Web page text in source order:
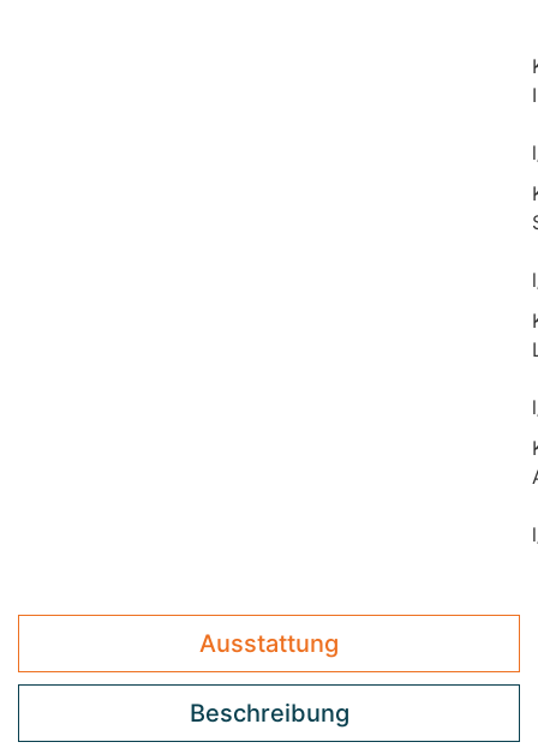
Ausstattung
Beschreibung